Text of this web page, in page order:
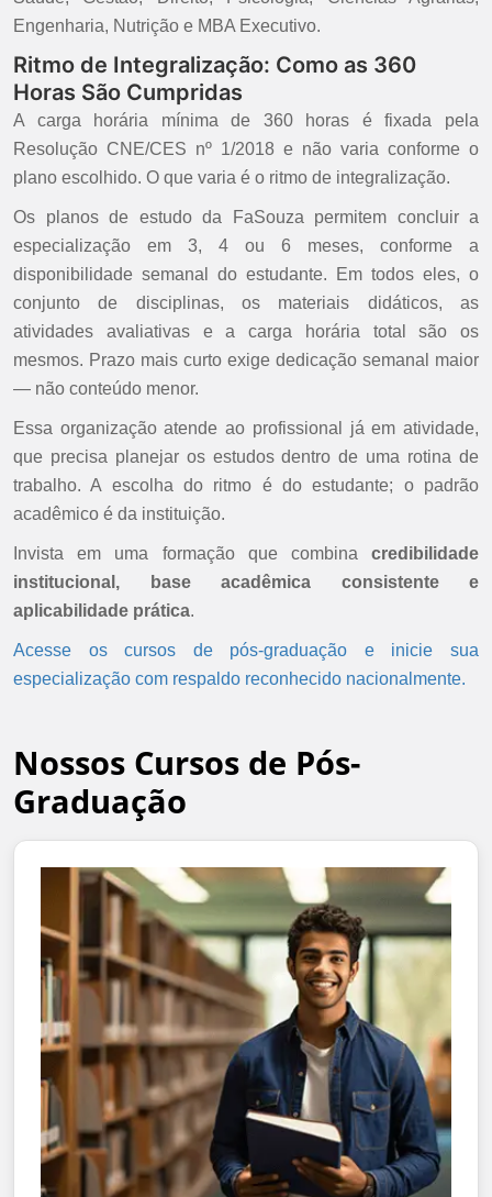
Engenharia, Nutrição e MBA Executivo.
Ritmo de Integralização: Como as 360
Horas São Cumpridas
A carga horária mínima de 360 horas é fixada pela
Resolução CNE/CES nº 1/2018 e não varia conforme o
plano escolhido. O que varia é o ritmo de integralização.
Os planos de estudo da FaSouza permitem concluir a
especialização em 3, 4 ou 6 meses, conforme a
disponibilidade semanal do estudante. Em todos eles, o
conjunto de disciplinas, os materiais didáticos, as
atividades avaliativas e a carga horária total são os
mesmos. Prazo mais curto exige dedicação semanal maior
— não conteúdo menor.
Essa organização atende ao profissional já em atividade,
que precisa planejar os estudos dentro de uma rotina de
trabalho. A escolha do ritmo é do estudante; o padrão
acadêmico é da instituição.
Invista em uma formação que combina credibilidade
institucional, base acadêmica consistente e
aplicabilidade prática.
Acesse os cursos de pós-graduação e inicie sua
especialização com respaldo reconhecido nacionalmente.
Nossos Cursos de Pós-
Graduação